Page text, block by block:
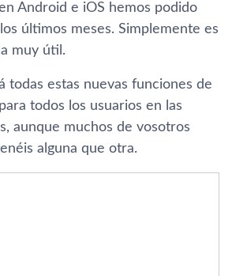
Android e iOS hemos podido
últimos meses. Simplemente es
muy útil.
todas estas nuevas funciones de
todos los usuarios en las
aunque muchos de vosotros
alguna que otra.